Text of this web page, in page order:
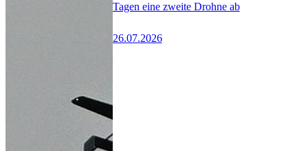
Tagen eine zweite Drohne ab
26.07.2026